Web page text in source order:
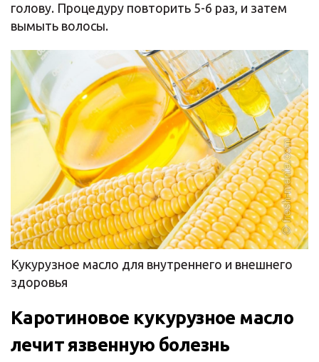
голову. Процедуру повторить 5-6 раз, и затем
вымыть волосы.
Кукурузное масло для внутреннего и внешнего
здоровья
Каротиновое кукурузное масло
лечит язвенную болезнь